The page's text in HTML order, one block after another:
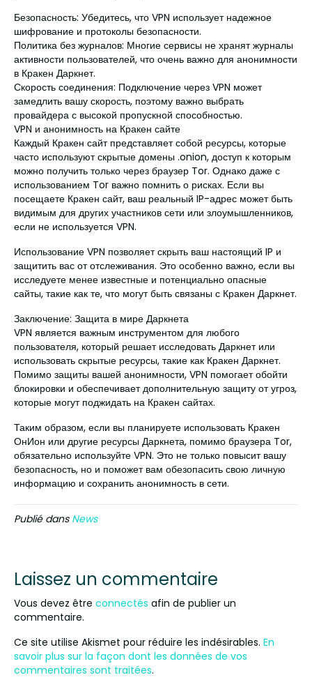
Безопасность: Убедитесь, что VPN использует надежное
шифрование и протоколы безопасности.
Политика без журналов: Многие сервисы не хранят журналы
активности пользователей, что очень важно для анонимности
в Кракен Даркнет.
Скорость соединения: Подключение через VPN может
замедлить вашу скорость, поэтому важно выбрать
провайдера с высокой пропускной способностью.
VPN и анонимность на Кракен сайте
Каждый Кракен сайт представляет собой ресурсы, которые
часто используют скрытые домены .onion, доступ к которым
можно получить только через браузер Tor. Однако даже с
использованием Tor важно помнить о рисках. Если вы
посещаете Кракен сайт, ваш реальный IP-адрес может быть
видимым для других участников сети или злоумышленников,
если не используется VPN.
Использование VPN позволяет скрыть ваш настоящий IP и
защитить вас от отслеживания. Это особенно важно, если вы
исследуете менее известные и потенциально опасные
сайты, такие как те, что могут быть связаны с Кракен Даркнет.
Заключение: Защита в мире Даркнета
VPN является важным инструментом для любого
пользователя, который решает исследовать Даркнет или
использовать скрытые ресурсы, такие как Кракен Даркнет.
Помимо защиты вашей анонимности, VPN помогает обойти
блокировки и обеспечивает дополнительную защиту от угроз,
которые могут поджидать на Кракен сайтах.
Таким образом, если вы планируете использовать Кракен
ОнИон или другие ресурсы Даркнета, помимо браузера Tor,
обязательно используйте VPN. Это не только повысит вашу
безопасность, но и поможет вам обезопасить свою личную
информацию и сохранить анонимность в сети.
Publié dans News
Laissez un commentaire
Vous devez être connectés afin de publier un
commentaire.
Ce site utilise Akismet pour réduire les indésirables. En
savoir plus sur la façon dont les données de vos
commentaires sont traitées.